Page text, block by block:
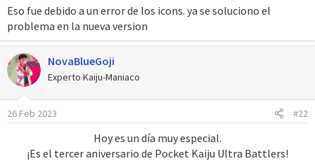
Eso fue debido a un error de los icons. ya se soluciono el
problema en la nueva version
NovaBlueGoji
Experto Kaiju-Maniaco
26 Feb 2023 #22
Hoy es un día muy especial.
¡Es el tercer aniversario de Pocket Kaiju Ultra Battlers!